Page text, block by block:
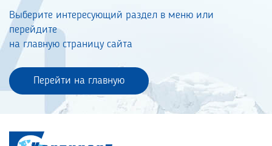
Выберите интересующий раздел в меню или
перейдите
на главную страницу сайта
Перейти на главную